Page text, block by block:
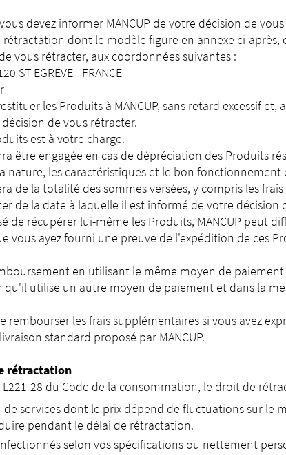
devez informer MANCUP de votre décision de
dont le modèle figure en annexe ci-
vous rétracter, aux coordonnées suivantes :
ST EGREVE - FRANCE
les Produits à MANCUP, sans retard excessif
de vous rétracter.
est à votre charge.
être engagée en cas de dépréciation des Produits
nature, les caractéristiques et le bon fonctionnement
de la totalité des sommes versées, y compris les
de la date à laquelle il est informé de votre décision
de récupérer lui-même les Produits, MANCUP peut
vous ayez fourni une preuve de l'expédition de ces
en utilisant le même moyen de
utilise un autre moyen de paiement et dans la
rembourser les frais supplémentaires si vous avez
standard proposé par MANCUP.
rétractation
28 du Code de la consommation, le droit de
services dont le prix dépend de fluctuations sur le
pendant le délai de rétractation.
selon vos spécifications ou nettement